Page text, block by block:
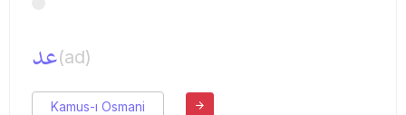
عد(ad)
Kamus-ı Osmani